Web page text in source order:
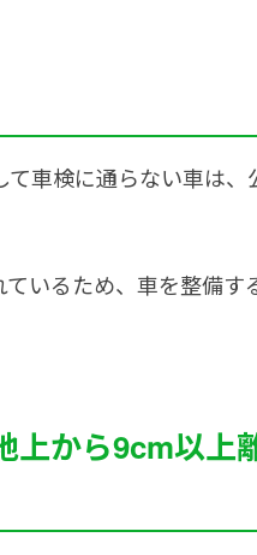
て車検に通らない車は
いるため、車を整備す
上から9cm以上